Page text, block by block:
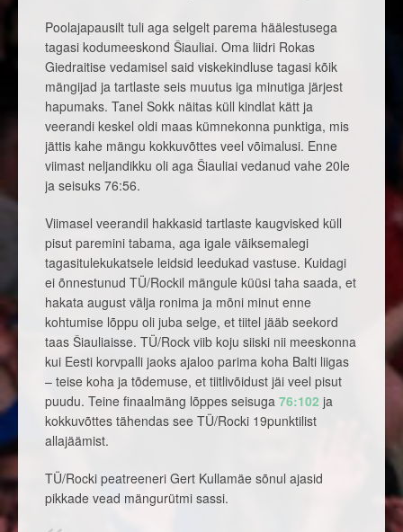
Poolajapausilt tuli aga selgelt parema häälestusega
tagasi kodumeeskond Šiauliai. Oma liidri Rokas
Giedraitise vedamisel said viskekindluse tagasi kõik
mängijad ja tartlaste seis muutus iga minutiga järjest
hapumaks. Tanel Sokk näitas küll kindlat kätt ja
veerandi keskel oldi maas kümnekonna punktiga, mis
jättis kahe mängu kokkuvõttes veel võimalusi. Enne
viimast neljandikku oli aga Šiauliai vedanud vahe 20le
ja seisuks 76:56.
Viimasel veerandil hakkasid tartlaste kaugvisked küll
pisut paremini tabama, aga igale väiksemalegi
tagasitulekukatsele leidsid leedukad vastuse. Kuidagi
ei õnnestunud TÜ/Rockil mängule küüsi taha saada, et
hakata august välja ronima ja mõni minut enne
kohtumise lõppu oli juba selge, et tiitel jääb seekord
taas Šiauliaisse. TÜ/Rock viib koju siiski nii meeskonna
kui Eesti korvpalli jaoks ajaloo parima koha Balti liigas
– teise koha ja tõdemuse, et tiitlivõidust jäi veel pisut
puudu. Teine finaalmäng lõppes seisuga 76:102 ja
kokkuvõttes tähendas see TÜ/Rocki 19punktilist
allajäämist.
TÜ/Rocki peatreeneri Gert Kullamäe sõnul ajasid
pikkade vead mängurütmi sassi.